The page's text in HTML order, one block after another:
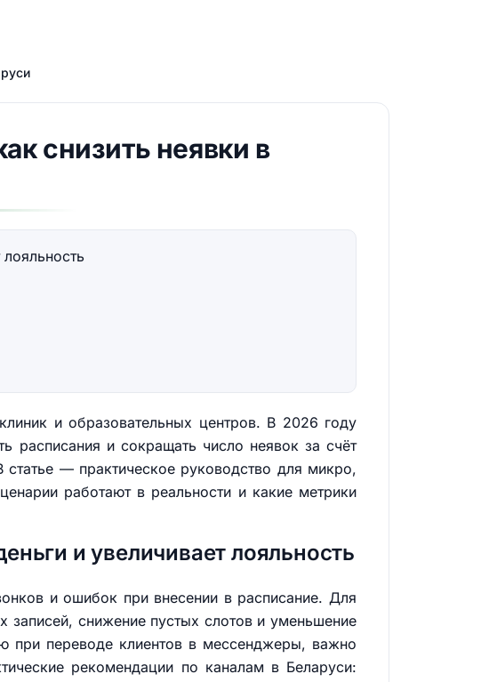
снизить неявки в
и образовательных центров. В 2026 году
расписания и сокращать число неявок за счёт
— практическое руководство для микро,
работают в реальности и какие метрики
и увеличивает лояльность
и ошибок при внесении в расписание. Для
записей, снижение пустых слотов и уменьшение
при переводе клиентов в мессенджеры, важно
рекомендации по каналам в Беларуси: